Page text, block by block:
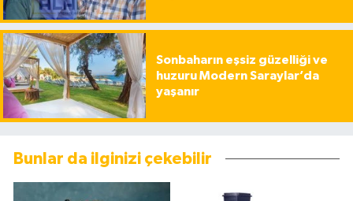
Sonbaharın eşsiz güzelliği ve
huzuru Modern Saraylar’da
yaşanır
Bunlar da ilginizi çekebilir